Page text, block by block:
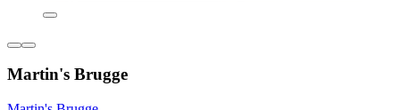
Martin's Brugge